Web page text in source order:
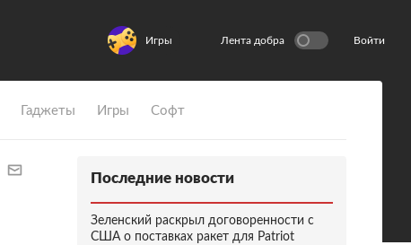
Игры Лента добра Войти
Гаджеты Игры Софт
Последние новости
Зеленский раскрыл договоренности с
США о поставках ракет для Patriot